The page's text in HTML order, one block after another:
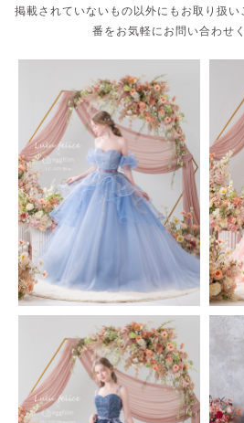
ISAMU
KIYOKO HATA
KIYOKO HATA ×
Lulu felice
MATSUO
SACHIKO
掲載されていないもの以外にもお取り扱
番をお気軽にお問い合わせ